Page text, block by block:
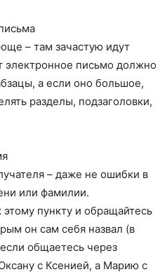
– там зачастую идут
электронное письмо должно
а если оно большое,
разделы, подзаголовки,
– даже не ошибки в
или фамилии.
пункту и обращайтесь
он сам себя назвал (в
общаетесь через
с Ксенией, а Марию с